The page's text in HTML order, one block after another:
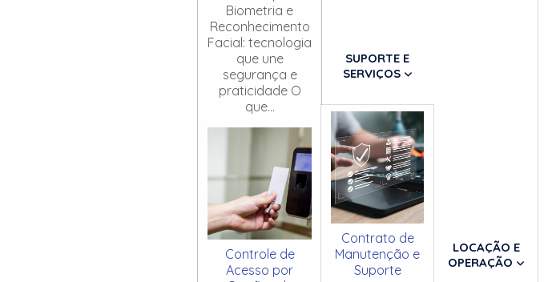
Biometria e
Reconhecimento
Facial: tecnologia
que une
segurança e
praticidade O
que...
Controle de
Acesso por
SUPORTE E
SERVIÇOS
Contrato de
Manutenção e
Suporte
LOCAÇÃO E
OPERAÇÃO